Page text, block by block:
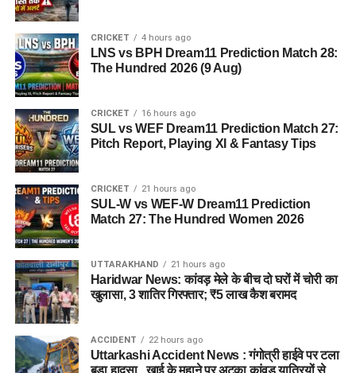
जेल नहीं, रेजिडेंशियल कॉम्प्लेक्स जैसा
होगा माहौल
आलंबन गांव की सबसे खास बात यही होगी कि यहां रहने वाली महिलाओं
और बच्चों को यह महसूस न हो कि वे किसी जेल या बंद संस्थान में रह रहे
हैं। इसके बजाय पूरा परिसर एक रेजिडेंशियल कॉम्प्लेक्स की तरह विकसित
किया जाएगा, जहां सुरक्षा के साथ रहने, पढ़ाई, दैनिक जीवन और सामाजिक
विकास से जुड़ी सुविधाएं उपलब्ध होंगी।
परिसर को आधुनिक सुविधाओं से लैस करने की योजना है। यहां आंगनबाड़ी
केंद्र भी खोले जाएंगे। जरूरत पड़ने पर प्राथमिक विद्यालय की सुविधा भी
उपलब्ध कराई जा सकती है। इस पहल का मकसद सिर्फ महिलाओं और
बच्चों को रहने की जगह देना नहीं, बल्कि उन्हें ऐसा वातावरण उपलब्ध कराना
है, जहां वे खुद को सुरक्षित, सम्मानित और परिवार का हिस्सा महसूस कर
सकें।
CRICKET 4 hours ago
LNS vs BPH Dream11 Prediction Match 28:
The Hundred 2026 (9 Aug)
CRICKET 16 hours ago
SUL vs WEF Dream11 Prediction Match 27:
Pitch Report, Playing XI & Fantasy Tips
CRICKET 21 hours ago
SUL-W vs WEF-W Dream11 Prediction
Match 27: The Hundred Women 2026
UTTARAKHAND 21 hours ago
Haridwar News: कांवड़ मेले के बीच दो घरों में चोरी का
खुलासा, 3 शातिर गिरफ्तार; ₹5 लाख कैश बरामद
ACCIDENT 22 hours ago
Uttarkashi Accident News : गंगोत्री हाईवे पर टला
बड़ा हादसा , खाई के मुहाने पर अटका कांवड़ यात्रियों से